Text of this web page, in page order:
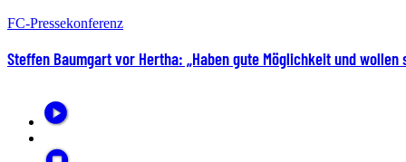
FC-Pressekonferenz
Steffen Baumgart vor Hertha: „Haben gute Möglichkeit und wollen